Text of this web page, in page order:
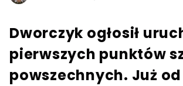
Dworczyk ogłosił
pierwszych punktów
powszechnych. Już od